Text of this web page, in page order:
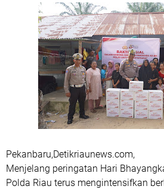
Pekanbaru,Detikriaunews.com,
Menjelang peringatan Hari
Polda Riau terus mengintensifkan